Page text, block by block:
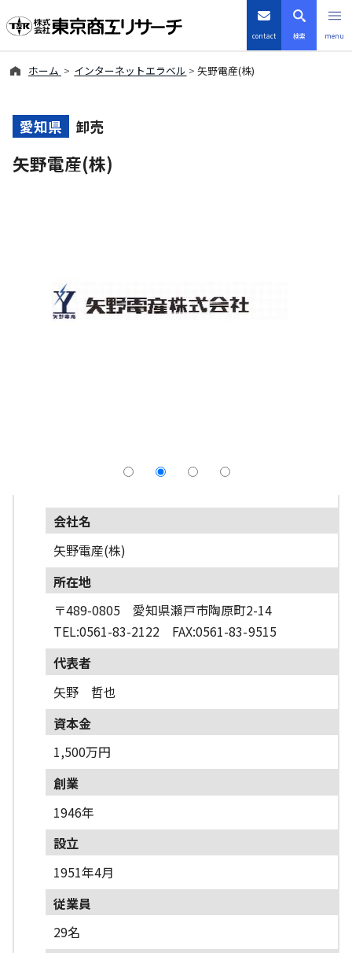
contact 検索 menu
ホーム インターネットエラベル 矢野電産(株)
愛知県 卸売
矢野電産(株)
会社名
矢野電産(株)
所在地
〒489-0805 愛知県瀬戸市陶原町2-14
TEL:0561-83-2122 FAX:0561-83-9515
代表者
矢野 哲也
資本金
1,500万円
創業
1946年
設立
1951年4月
従業員
29名